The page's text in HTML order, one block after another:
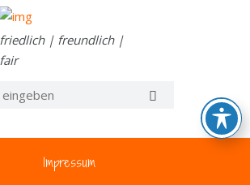
friedlich | freundlich |
fair
Impressum